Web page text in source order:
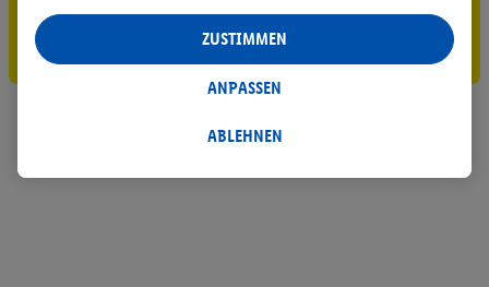
Gutschein sichern!
Verantwortliche; im Zusammenhang mit dem IAB TCF
insgesamt
Statistik-Erstellung oder für personalisierte Werbung
Datenverarbeitungen für personalisierte Werbung werden
ABLEHNEN
ANPASSEN
ZUSTIMMEN